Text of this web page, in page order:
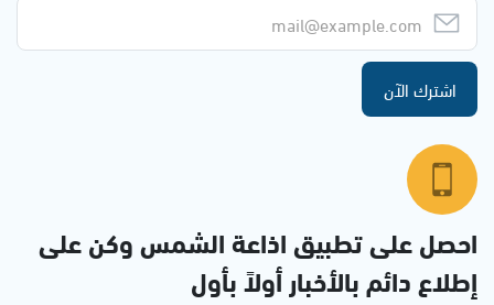
اشترك الآن
احصل على تطبيق اذاعة الشمس وكن على
إطلاع دائم بالأخبار أولاً بأول